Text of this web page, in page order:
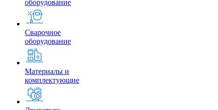
оборудование
Сварочное
оборудование
Материалы и
комплектующие